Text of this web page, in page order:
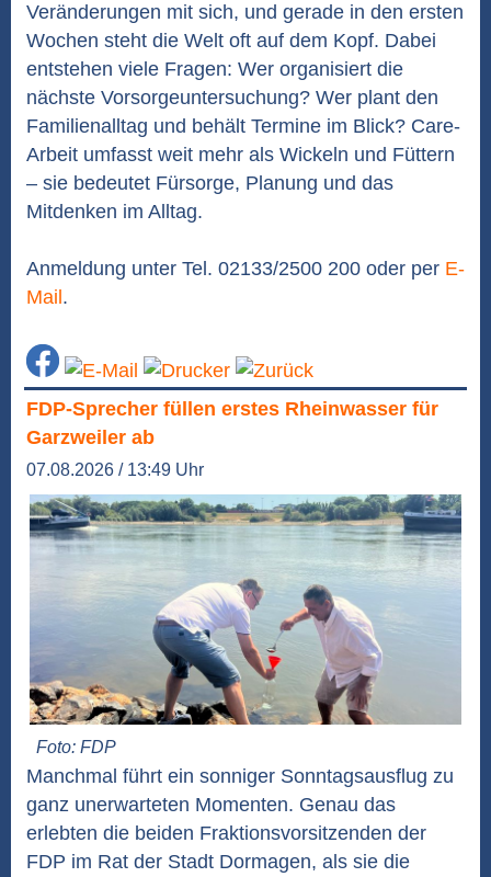
Veränderungen mit sich, und gerade in den ersten
Wochen steht die Welt oft auf dem Kopf. Dabei
entstehen viele Fragen: Wer organisiert die
nächste Vorsorgeuntersuchung? Wer plant den
Familienalltag und behält Termine im Blick? Care-
Arbeit umfasst weit mehr als Wickeln und Füttern
– sie bedeutet Fürsorge, Planung und das
Mitdenken im Alltag.
Anmeldung unter Tel. 02133/2500 200 oder per E-
Mail .
FDP-Sprecher füllen erstes Rheinwasser für
Garzweiler ab
07.08.2026 / 13:49 Uhr
Foto: FDP
Manchmal führt ein sonniger Sonntagsausflug zu
ganz unerwarteten Momenten. Genau das
erlebten die beiden Fraktionsvorsitzenden der
FDP im Rat der Stadt Dormagen, als sie die